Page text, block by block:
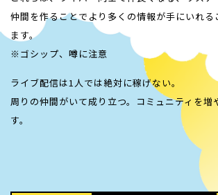
仲間を作ることでより多くの情報が手にいれる
ます。
※ゴシップ、噂に注意
ライブ配信は1人では絶対に稼げない。
周りの仲間がいて成り立つ。コミュニティを増
す。